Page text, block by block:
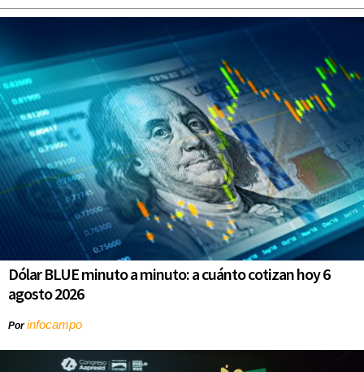
Dólar BLUE minuto a minuto: a cuánto cotizan hoy 6
agosto 2026
Porinfocampo